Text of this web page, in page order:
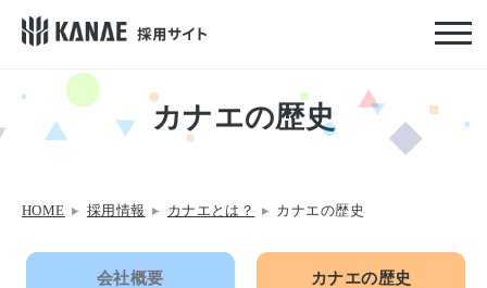
カナエの歴史
HOME > 採用情報 > カナエとは？ > カナエの歴史
会社概要 カナエの歴史